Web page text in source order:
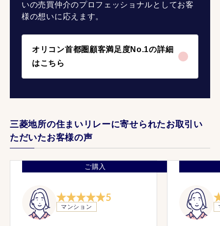
いの売買仲介のプロフェッショナルとしてお客
様の想いに応えます。
オリコン首都圏顧客満足度No.1の詳細
はこちら
三菱地所の住まいリレーに寄せられたお取引い
ただいたお客様の声
ご購入
5
マンション